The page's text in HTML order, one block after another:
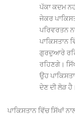
ਪੱਕਾ ਕਦਮ
ਜੇਕਰ
ਪਰਿਵਰਤਨ
ਪਾਕਿਸਤਾਨ
ਗੁਰਦੁਆਰੇ ਰਹਿ
ਰਹਿਣਗੇ।
ਉਹ
ਦੇਣ ਦੀ ਲੋੜ ਹੈ।
ਪਾਕਿਸਤਾਨ ਵਿੱਚ ਸਿੱਖਾਂ